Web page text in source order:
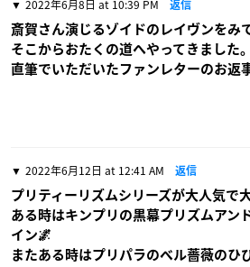
2022年6月8日 at 10:39 PM 返信
斎賀さん演じるゾイドのレイヴンをみ
そこからおたくの道へやってきました。
直筆でいただいたファンレターのお返
2022年6月12日 at 12:41 AM 返信
プリティーリズムシリーズが大人気で
ある時はキンプリの黒幕プリズムアン
イン🌌
またある時はプリパラのベル薔薇のひ